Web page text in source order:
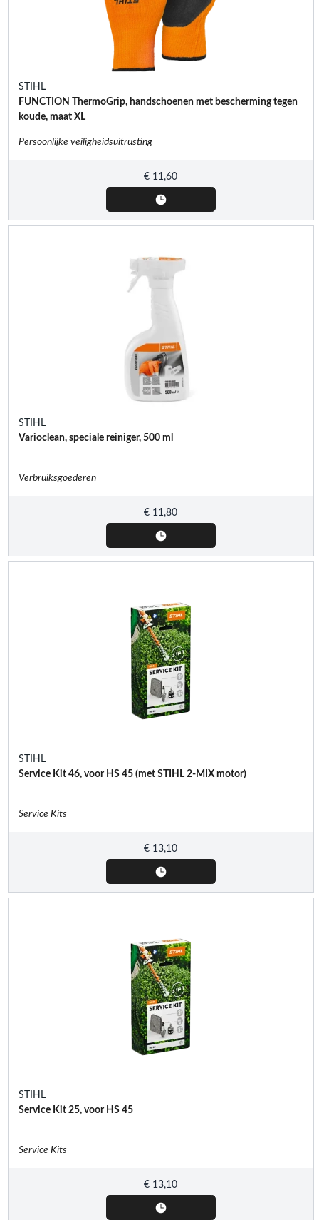
STIHL
FUNCTION ThermoGrip, handschoenen met bescherming tegen
koude, maat XL
Persoonlijke veiligheidsuitrusting
€ 11,60
STIHL
Varioclean, speciale reiniger, 500 ml
Verbruiksgoederen
€ 11,80
STIHL
Service Kit 46, voor HS 45 (met STIHL 2-MIX motor)
Service Kits
€ 13,10
STIHL
Service Kit 25, voor HS 45
Service Kits
€ 13,10